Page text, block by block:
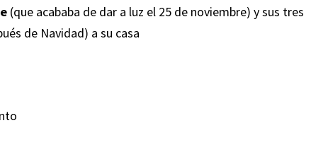
(que acababa de dar a luz el 25 de noviembre) y sus tres
de Navidad) a su casa